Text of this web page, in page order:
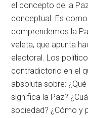
el concepto de la
conceptual. Es
comprendemos la
veleta, que apunta
electoral. Los
contradictorio en el
absoluta sobre:
significa la Paz?
sociedad? ¿Cómo y